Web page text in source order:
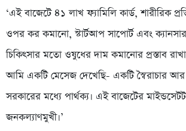
‘এই বাজেটে ৪১ লাখ ফ্যামিলি কার্ড, শারীরিক
ওপর কর কমানো, স্টার্টআপ সাপোর্ট এবং
চিকিৎসার মতো ওষুধের দাম কমানোর প্রস্তাব
আমি একটি মেসেজ দেখেছি- একটি স্বৈরাচার
সরকারের মধ্যে পার্থক্য। এই বাজেটের
জনকল্যাণমুখী।’